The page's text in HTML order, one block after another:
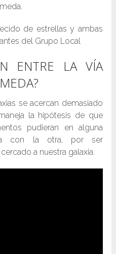
de estrellas y ambas
del Grupo Local
ENTRE LA VÍA
se acercan demasiado
la hipótesis de que
pudieran en alguna
con la otra, por ser
a nuestra galaxia.